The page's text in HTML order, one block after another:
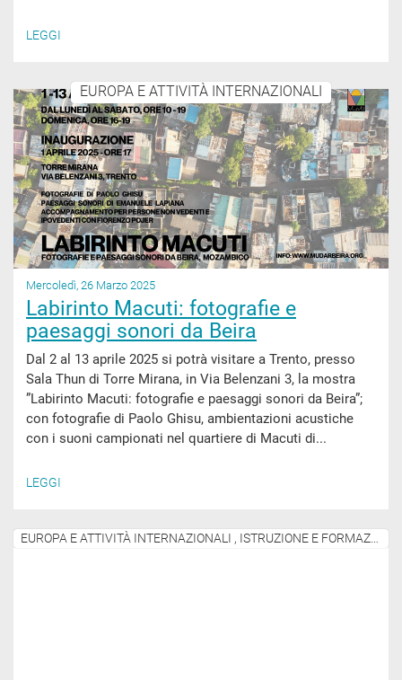
LEGGI
EUROPA E ATTIVITÀ INTERNAZIONALI
Mercoledì, 26 Marzo 2025
Labirinto Macuti: fotografie e
paesaggi sonori da Beira
Dal 2 al 13 aprile 2025 si potrà visitare a Trento, presso
Sala Thun di Torre Mirana, in Via Belenzani 3, la mostra
”Labirinto Macuti: fotografie e paesaggi sonori da Beira”;
con fotografie di Paolo Ghisu, ambientazioni acustiche
con i suoni campionati nel quartiere di Macuti di...
LEGGI